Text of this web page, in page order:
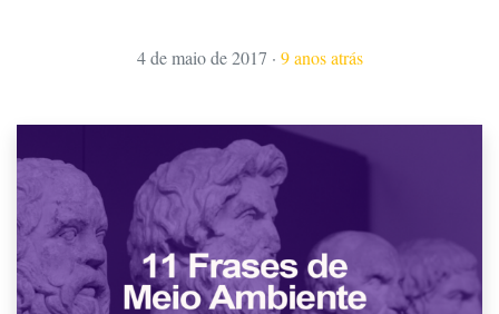
4 de maio de 2017 · 9 anos atrás